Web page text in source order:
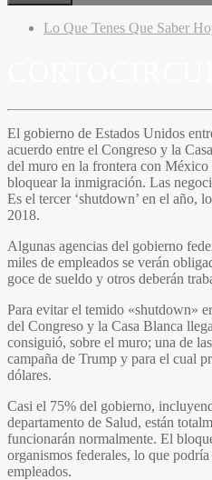
Lo Que Tenes Que Saber
El gobierno de Estados Unidos
acuerdo entre el Congreso y la
del muro en la frontera con
bloquear la inmigración. Las
Es el tercer ‘shutdown’ en el año,
2018.
Algunas agencias del gobierno
miles de empleados se verán
goce de sueldo y otros deberán
Para evitar el temido «shutdown»
del Congreso y la Casa Blanca
consiguió, sobre el muro; una de
campaña de Trump y para el cual
dólares.
Casi el 75% del gobierno,
departamento de Salud, están
funcionarán normalmente. El
organismos federales, lo que
empleados.